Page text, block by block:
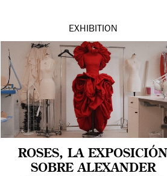
EXHIBITION
ROSES, LA EXPOSICIÓN
SOBRE ALEXANDER